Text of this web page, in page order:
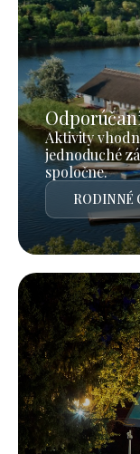
Aktivity
jednoduché
spoločne.
RODINNÉ